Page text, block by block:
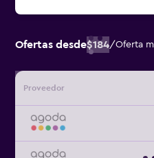
Ofertas desde$184/Oferta
Proveedor